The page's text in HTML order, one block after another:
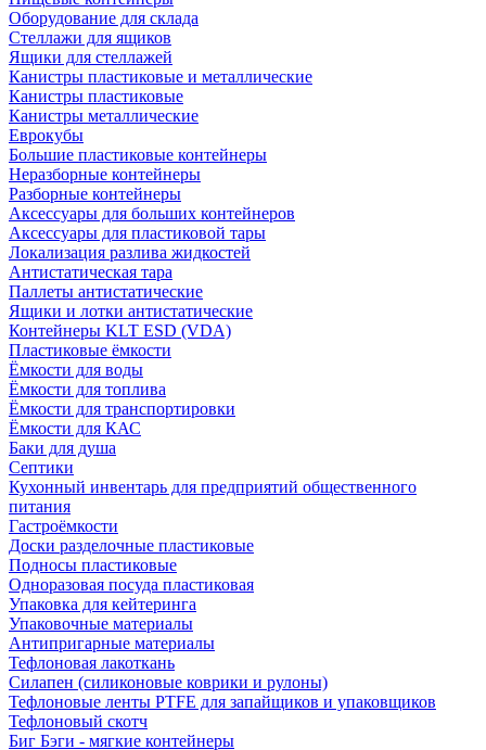
Оборудование для склада
Стеллажи для ящиков
Ящики для стеллажей
Канистры пластиковые и металлические
Канистры пластиковые
Канистры металлические
Еврокубы
Большие пластиковые контейнеры
Неразборные контейнеры
Разборные контейнеры
Аксессуары для больших контейнеров
Аксессуары для пластиковой тары
Локализация разлива жидкостей
Антистатическая тара
Паллеты антистатические
Ящики и лотки антистатические
Контейнеры KLT ESD (VDA)
Пластиковые ёмкости
Ёмкости для воды
Ёмкости для топлива
Ёмкости для транспортировки
Ёмкости для КАС
Баки для душа
Септики
Кухонный инвентарь для предприятий общественного
питания
Гастроёмкости
Доски разделочные пластиковые
Подносы пластиковые
Одноразовая посуда пластиковая
Упаковка для кейтеринга
Упаковочные материалы
Антипригарные материалы
Тефлоновая лакоткань
Силапен (силиконовые коврики и рулоны)
Тефлоновые ленты PTFE для запайщиков и упаковщиков
Тефлоновый скотч
Биг Бэги - мягкие контейнеры